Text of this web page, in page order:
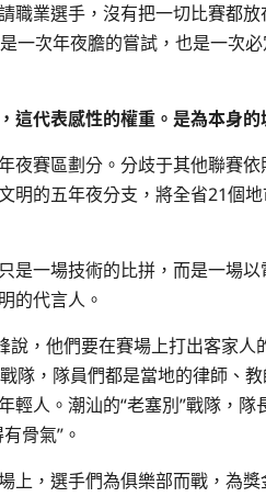
職業選手，沒有把一切比賽都
一次年夜膽的嘗試，也是一次
這代表感性的權重。是為本身的
夜賽區劃分。分歧于其他聯賽依
明的五年夜分支，將全省21個
是一場技術的比拼，而是一場
的代言人。
，他們要在賽場上打出客家人
隊，隊員們都是當地的律師、
人。潮汕的“老塞別”戰隊，
骨氣”。
上，選手們為俱樂部而戰，為